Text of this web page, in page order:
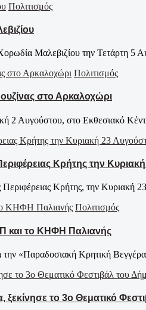
Πολιτισμός
Μαλεβιζίου την Τετάρτη 5
Πολιτισμός
στο Αρκαλοχώρι
2 Αυγούστου, στο Εκθεσιακό
Κρήτης την
Κρήτης, την Κυριακή
Πολιτισμός
και το ΚΗΦΗ Παλιανής
«Παραδοσιακή Κρητική
το 3ο Θεματικό